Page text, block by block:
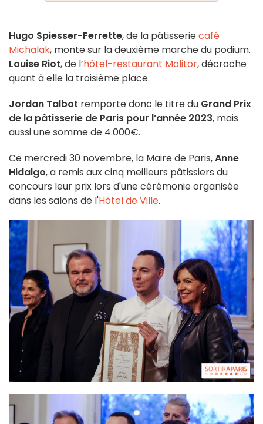
Hugo Spiesser-Ferrette, de la pâtisseriecafé
Michalak, monte sur la deuxième marche du podium.
Louise Riot, de l’hôtel-restaurant Molitor, décroche
quant à elle la troisième place.
Jordan Talbot remporte donc le titre du Grand Prix
de la pâtisserie de Paris pour l’année 2023, mais
aussi une somme de 4.000€.
Ce mercredi 30 novembre, la Maire de Paris,Anne
Hidalgo, a remis aux cinq meilleurs pâtissiers du
concours leur prix lors d'une cérémonie organisée
dans les salons de l'Hôtel de Ville.